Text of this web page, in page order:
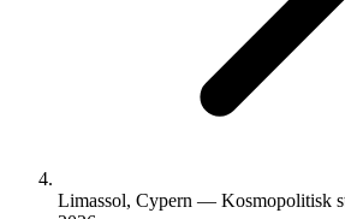
Limassol, Cypern — Kosmopolitisk